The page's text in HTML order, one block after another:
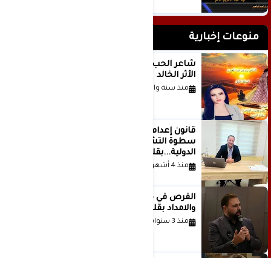
منوعات إخبارية
الأثر الخالد
منذ سنة واحدة
قانون إعدام الأسرى الفلسطينيين: بين
سطوة التشريع وانهيار منظومة العدالة
الدولية...بقلم الدكتور وسيم وني
منذ 4 أشهر
والامداد بقلم د. عبادة دعدوش
منذ 3 سنوات